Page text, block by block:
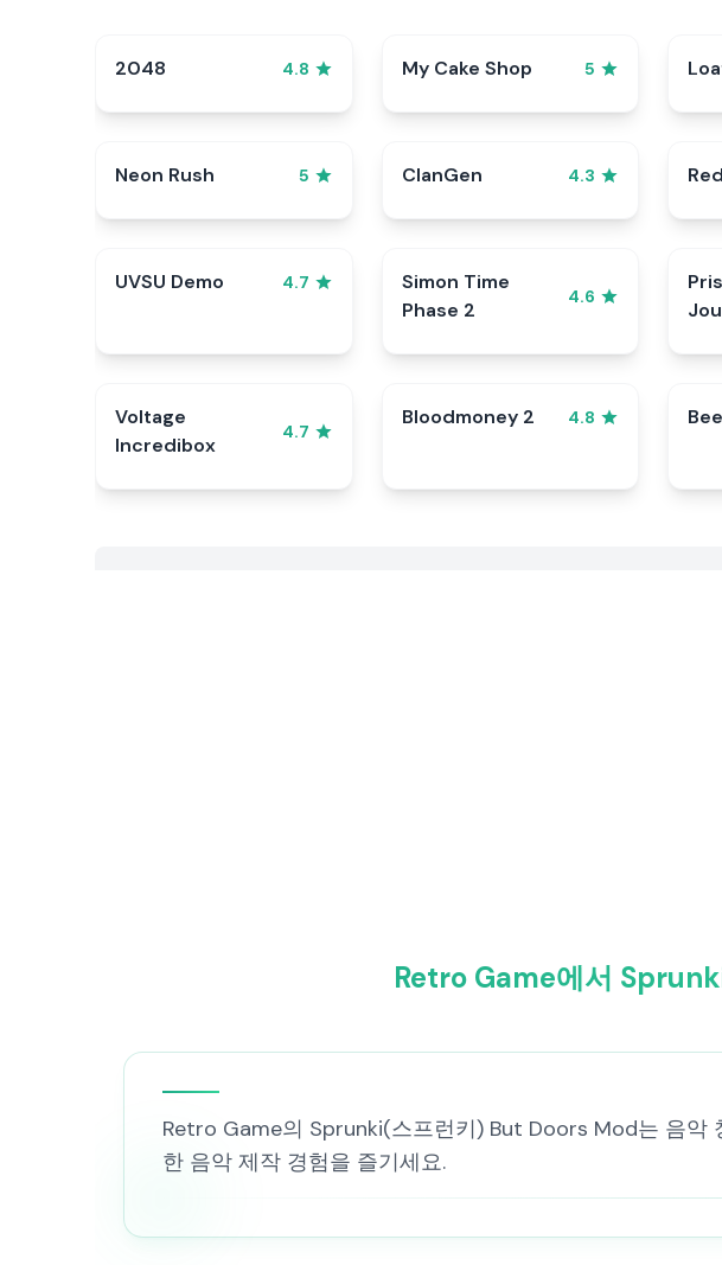
2048 4.8 My Cake Shop 5
Neon Rush 5 ClanGen 4.3
UVSU Demo 4.7
Simon Time
Phase 2
4.6
Voltage
Incredibox
4.7
Bloodmoney 2 4.8
Retro Game에서
Retro Game의 Sprunki(스프런키) But Doors Mod는 음악
한 음악 제작 경험을 즐기세요.